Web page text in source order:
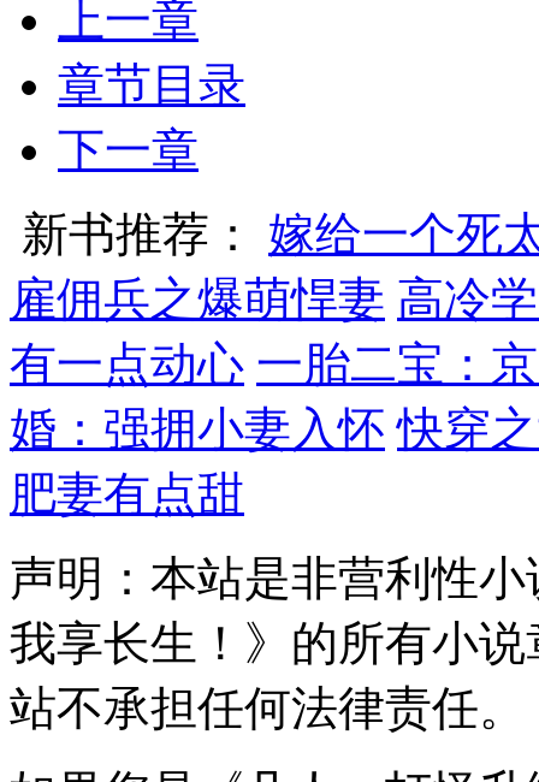
上一章
章节目录
下一章
新书推荐： 嫁给一个死
雇佣兵之爆萌悍妻 高冷
有一点动心 一胎二宝：
婚：强拥小妻入怀 快穿
肥妻有点甜
声明：本站是非营利性
我享长生！》的所有小
站不承担任何法律责任。